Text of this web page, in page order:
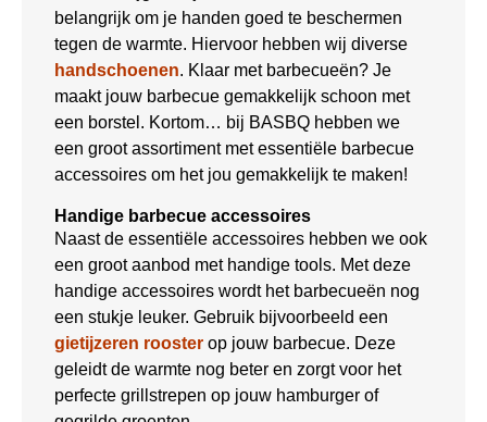
belangrijk om je handen goed te beschermen
tegen de warmte. Hiervoor hebben wij diverse
handschoenen. Klaar met barbecueën? Je
maakt jouw barbecue gemakkelijk schoon met
een borstel. Kortom… bij BASBQ hebben we
een groot assortiment met essentiële barbecue
accessoires om het jou gemakkelijk te maken!
Handige barbecue accessoires
Naast de essentiële accessoires hebben we ook
een groot aanbod met handige tools. Met deze
handige accessoires wordt het barbecueën nog
een stukje leuker. Gebruik bijvoorbeeld een
gietijzeren rooster op jouw barbecue. Deze
geleidt de warmte nog beter en zorgt voor het
perfecte grillstrepen op jouw hamburger of